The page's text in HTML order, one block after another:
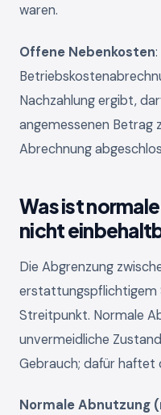
waren.
Offene Nebenkosten
Nachzahlung ergibt,
angemessenen Betrag
Abrechnung
Was ist
nicht
Die Abgrenzung
erstattungspflichtigem
Streitpunkt. Normale
unvermeidliche
Gebrauch; dafür haftet
Normale